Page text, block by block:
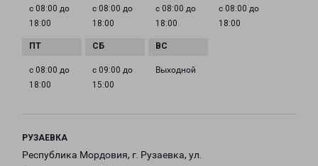
с 08:00 до
18:00
с 08:00 до
18:00
с 08:00 до
18:00
с 08:00 до
18:00
с 08:00 до
18:00
с 09:00 до
15:00
Выходной
РУЗАЕВКА
Республика Мордовия, г. Рузаевка, ул.